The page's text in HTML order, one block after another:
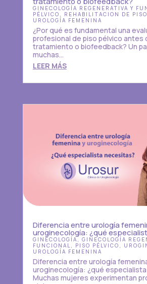
GINECOLOGÍA REGENERATIVA Y
PÉLVICO
REHABILITACION DE
UROLOGÍA FEMENINA
¿Por qué es fundamental una
profesional de piso pélvico antes
tratamiento o biofeedback? Un
muchas...
LEER MÁS
Diferencia entre urología
uroginecología: ¿qué
GINECOLOGÍA , GINECOLOGÍA
FUNCIONAL, PISO PÉLVICO ,
UROLOGÍA FEMENINA
Diferencia entre urología
uroginecología: ¿qué
Muchas mujeres experimentan